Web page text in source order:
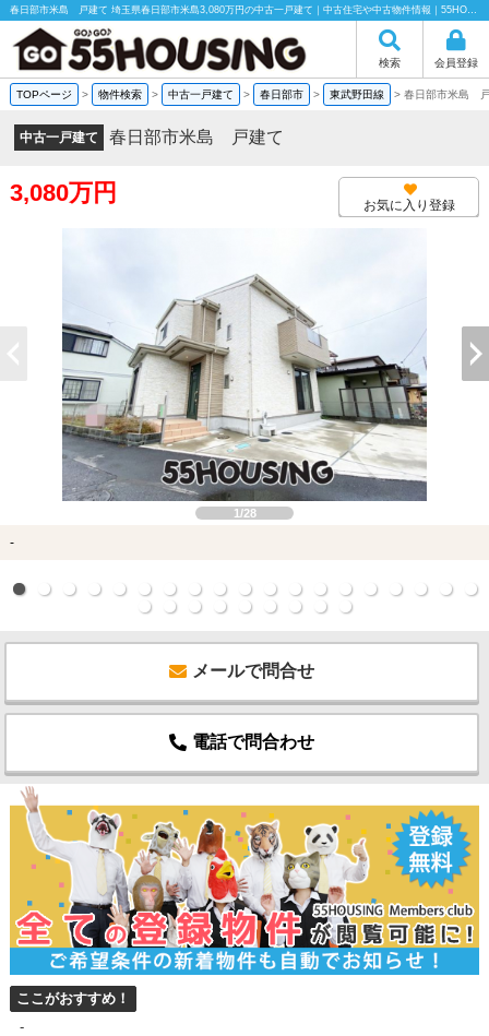
春日部市米島 戸建て 埼玉県春日部市米島3,080万円の中古一戸建て｜中古住宅や中古物件情報｜55HOUSING株式会社
検索 会員登録
TOPページ > 物件検索 > 中古一戸建て > 春日部市 > 東武野田線 > 春日部市米島
中古一戸建て 春日部市米島 戸建て
3,080万円 お気に入り登録
1/28
-
メールで問合せ
電話で問合わせ
ここがおすすめ！
-